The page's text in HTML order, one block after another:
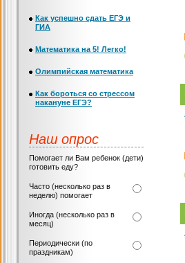
Как успешно сдать ЕГЭ и
ГИА
Математика на 5! Легко!
Олимпийская математика
Как бороться со стрессом
накануне ЕГЭ?
Наш опрос
Помогает ли Вам ребенок (дети)
готовить еду?
Часто (несколько раз в
неделю) помогает
Иногда (несколько раз в
месяц)
Периодически (по
праздникам)